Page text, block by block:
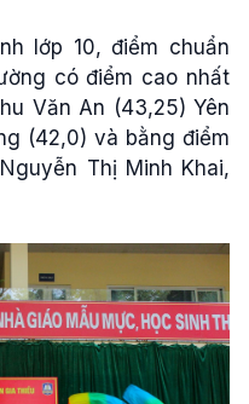
lớp 10, điểm chuẩn
có điểm cao nhất
Văn An (43,25) Yên
(42,0) và bằng điểm
Thị Minh Khai,